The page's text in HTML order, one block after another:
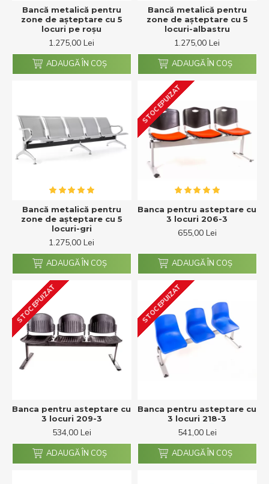
Bancă metalică pentru
zone de așteptare cu 5
locuri pe roșu
1.275,00 Lei
ADAUGĂ ÎN COŞ
Bancă metalică pentru
zone de așteptare cu 5
locuri-albastru
1.275,00 Lei
ADAUGĂ ÎN COŞ
Bancă metalică pentru
zone de așteptare cu 5
locuri-gri
1.275,00 Lei
ADAUGĂ ÎN COŞ
STOC EPUIZAT
Banca pentru asteptare cu
3 locuri 206-3
655,00 Lei
ADAUGĂ ÎN COŞ
STOC EPUIZAT
Banca pentru asteptare cu
3 locuri 209-3
534,00 Lei
ADAUGĂ ÎN COŞ
STOC EPUIZAT
Banca pentru asteptare cu
3 locuri 218-3
541,00 Lei
ADAUGĂ ÎN COŞ